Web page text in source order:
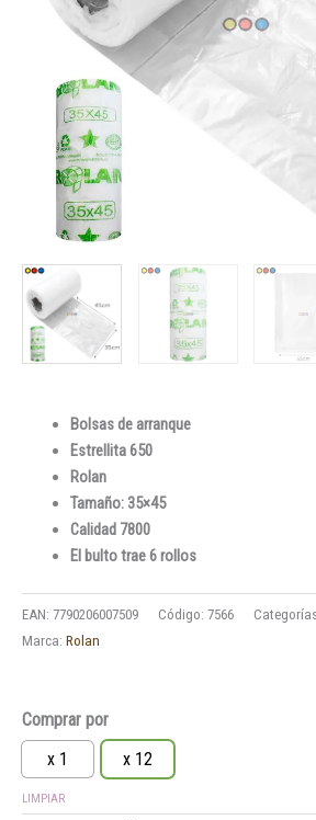
Bolsas de arranque
Estrellita 650
Rolan
Tamaño: 35×45
Calidad 7800
El bulto trae 6 rollos
EAN: 7790206007509 Código: 7566
Marca: Rolan
Comprar por
x 1
x 12
LIMPIAR
de
Arranque
650
Estrellita